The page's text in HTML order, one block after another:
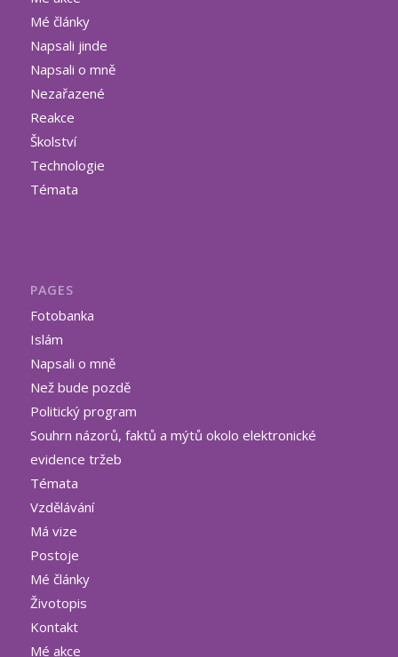
Mé články
Napsali jinde
Napsali o mně
Nezařazené
Reakce
Školství
Technologie
Témata
PAGES
Fotobanka
Islám
Napsali o mně
Než bude pozdě
Politický program
Souhrn názorů, faktů a mýtů okolo elektronické
evidence tržeb
Témata
Vzdělávání
Má vize
Postoje
Mé články
Životopis
Kontakt
Mé akce